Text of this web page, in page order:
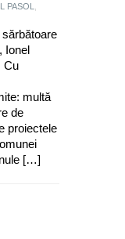
PASOL
Ionel
Cu
multă
de
proiectele
[…]